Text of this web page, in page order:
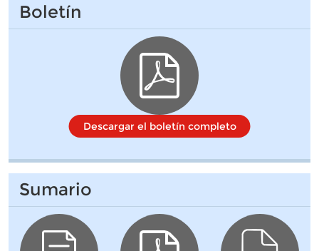
Boletín
Descargar el boletín completo
Sumario